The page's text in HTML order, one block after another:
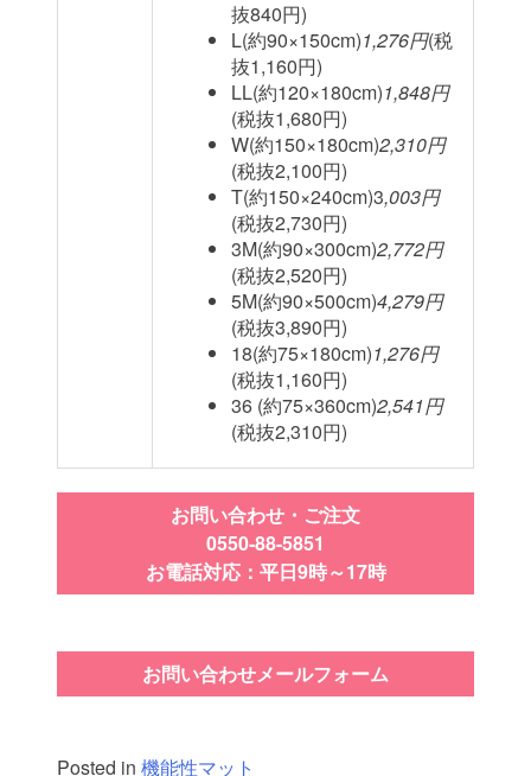
抜840円)
L(約90×150cm)1,276円(税
抜1,160円)
LL(約120×180cm)1,848円
(税抜1,680円)
W(約150×180cm)2,310円
(税抜2,100円)
T(約150×240cm)3,003円
(税抜2,730円)
3M(約90×300cm)2,772円
(税抜2,520円)
5M(約90×500cm)4,279円
(税抜3,890円)
18(約75×180cm)1,276円
(税抜1,160円)
36 (約75×360cm)2,541円
(税抜2,310円)
お問い合わせ・ご注文
0550-88-5851
お電話対応：平日9時～17時
お問い合わせメールフォーム
Posted in 機能性マット